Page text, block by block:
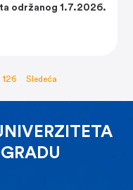
održanog 1.7.2026.
126 Sledeća